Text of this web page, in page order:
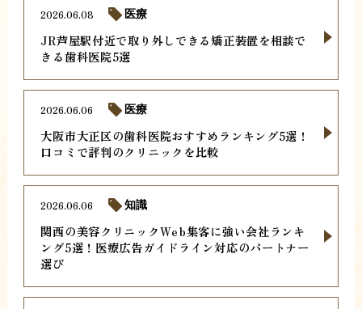
JR芦屋駅付近で取り外しできる矯正装置を相談で
きる歯科医院5選
2026.06.08 医療
大阪市大正区の歯科医院おすすめランキング5選！
口コミで評判のクリニックを比較
2026.06.06 医療
関西の美容クリニックWeb集客に強い会社ランキ
ング5選！医療広告ガイドライン対応のパートナー
選び
2026.06.06 知識